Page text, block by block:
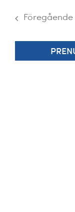
Föregående